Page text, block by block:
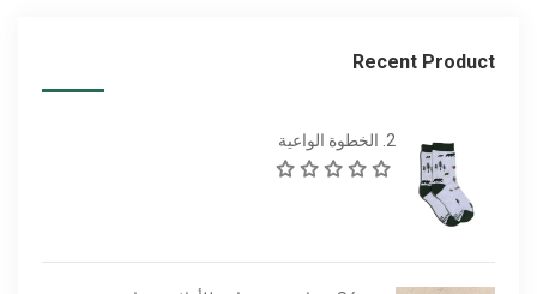
Recent Product
2. الخطوة الواعية